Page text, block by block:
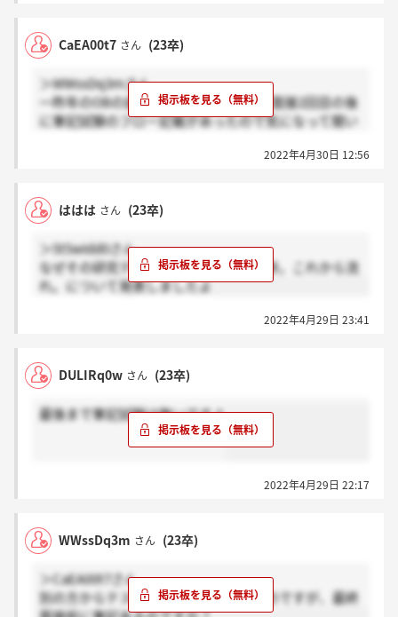
CaEA00t7 さん (23卒)
＞WWssDq3mさん
一昨年のOBの就活体験記にマッチング面接2回目の後
に筆記試験のフロー記載があったので気になって聞い
2022年4月30日 12:56
ははは さん (23卒)
＞5t5wIdd0さん
なぜその研究テーマなのか。現在の進捗。これから流
れ。について発表しましたよ
2022年4月29日 23:41
DULIRq0w さん (23卒)
最後まで筆記試験は無いですよ
2022年4月29日 22:17
WWssDq3m さん (23卒)
＞CaEA00t7さん
別の方からテストはないとお聞きしたのですが、最終